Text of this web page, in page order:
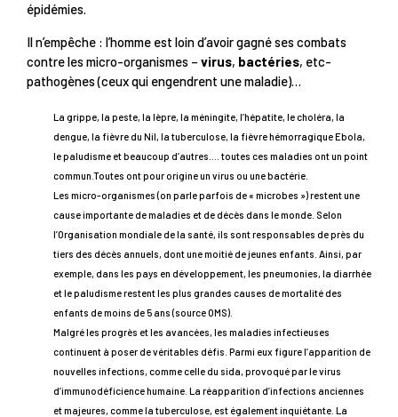
épidémies.
Il n’empêche : l’homme est loin d’avoir gagné ses combats
contre les micro-organismes – virus, bactéries, etc-
pathogènes (ceux qui engendrent une maladie)…
La grippe, la peste, la lèpre, la méningite, l’hépatite, le choléra, la
dengue, la fièvre du Nil, la tuberculose, la fièvre hémorragique Ebola,
le paludisme et beaucoup d’autres…. toutes ces maladies ont un point
commun.Toutes ont pour origine un virus ou une bactérie.
Les micro-organismes (on parle parfois de « microbes ») restent une
cause importante de maladies et de décès dans le monde. Selon
l’Organisation mondiale de la santé, ils sont responsables de près du
tiers des décès annuels, dont une moitié de jeunes enfants. Ainsi, par
exemple, dans les pays en développement, les pneumonies, la diarrhée
et le paludisme restent les plus grandes causes de mortalité des
enfants de moins de 5 ans (source OMS).
Malgré les progrès et les avancées, les maladies infectieuses
continuent à poser de véritables défis. Parmi eux figure l’apparition de
nouvelles infections, comme celle du sida, provoqué par le virus
d’immunodéficience humaine. La réapparition d’infections anciennes
et majeures, comme la tuberculose, est également inquiétante. La